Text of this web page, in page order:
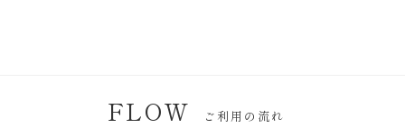
FLOW ご利用の流れ